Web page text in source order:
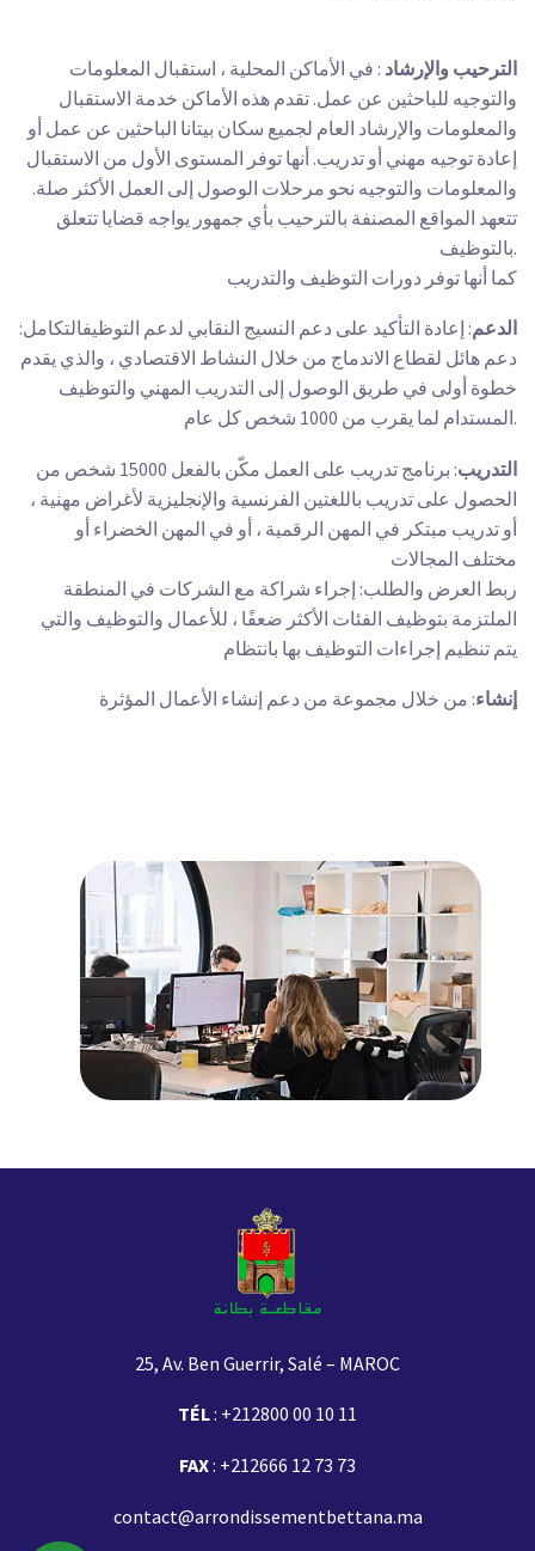
الترحيب والإرشاد : ​​في الأماكن المحلية ، استقبال المعلومات
والتوجيه للباحثين عن عمل. تقدم هذه الأماكن خدمة الاستقبال
والمعلومات والإرشاد العام لجميع سكان بيتانا الباحثين عن عمل أو
إعادة توجيه مهني أو تدريب. أنها توفر المستوى الأول من الاستقبال
والمعلومات والتوجيه نحو مرحلات الوصول إلى العمل الأكثر صلة.
تتعهد المواقع المصنفة بالترحيب بأي جمهور يواجه قضايا تتعلق
بالتوظيف.
كما أنها توفر دورات التوظيف والتدريب
الدعم: إعادة التأكيد على دعم النسيج النقابي لدعم التوظيفالتكامل:
دعم هائل لقطاع الاندماج من خلال النشاط الاقتصادي ، والذي يقدم
خطوة أولى في طريق الوصول إلى التدريب المهني والتوظيف
المستدام لما يقرب من 1000 شخص كل عام.
التدريب
: برنامج تدريب على العمل مكّن بالفعل 15000 شخص من
الحصول على تدريب باللغتين الفرنسية والإنجليزية لأغراض مهنية ،
أو تدريب مبتكر في المهن الرقمية ، أو في المهن الخضراء أو
مختلف المجالات
ربط العرض والطلب: إجراء شراكة مع الشركات في المنطقة
الملتزمة بتوظيف الفئات الأكثر ضعفًا ، للأعمال والتوظيف والتي
يتم تنظيم إجراءات التوظيف بها بانتظام
إنشاء: من خلال مجموعة من دعم إنشاء الأعمال المؤثرة
25, Av. Ben Guerrir, Salé – MAROC
TÉL: +212800 00 10 11
FAX: +212666 12 73 73
contact@arrondissementbettana.ma